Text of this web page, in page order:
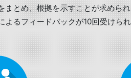
まとめ、根拠を示すことが求めら
よるフィードバックが10回受けら